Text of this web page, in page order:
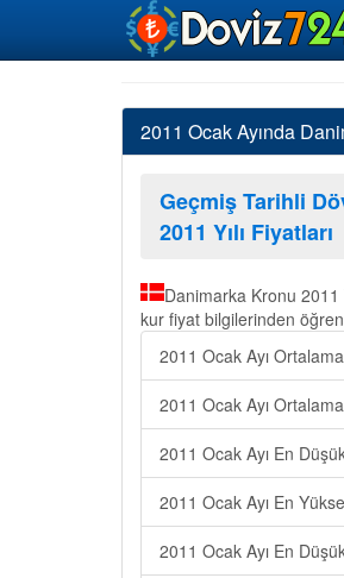
2011 Ocak Ayında
Geçmiş Tarihli
2011 Yılı Fiyatları
Danimarka Kronu 2011
kur fiyat bilgilerinden
2011 Ocak Ayı
2011 Ocak Ayı
2011 Ocak Ayı En
2011 Ocak Ayı En
2011 Ocak Ayı En